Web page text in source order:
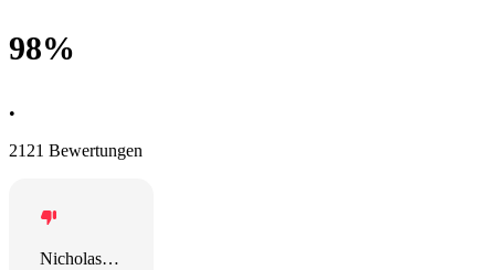
98%
•
2121 Bewertungen
Nicholas Zachary